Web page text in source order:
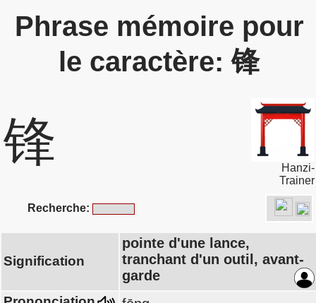
Phrase mémoire pour
le caractère: 锋
锋
Hanzi-
Trainer
Recherche:
Signification
pointe d'une lance,
tranchant d'un outil, avant-
garde